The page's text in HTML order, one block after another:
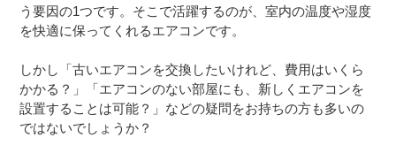
う要因の1つです。そこで活躍するのが、室内の温度や湿度
を快適に保ってくれるエアコンです。
しかし「古いエアコンを交換したいけれど、費用はいくら
かかる？」「エアコンのない部屋にも、新しくエアコンを
設置することは可能？」などの疑問をお持ちの方も多いの
ではないでしょうか？